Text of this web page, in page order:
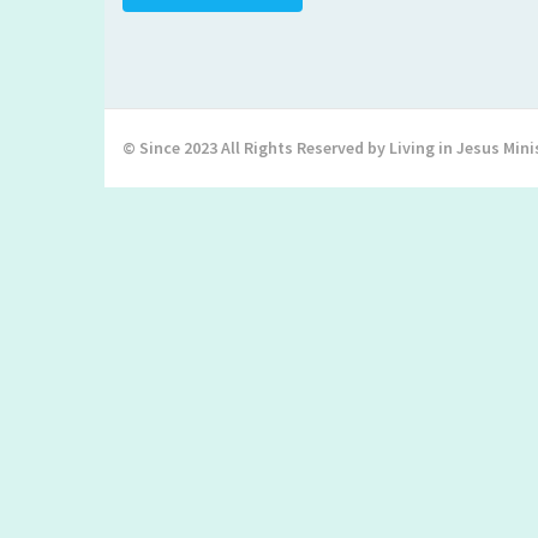
© Since 2023 All Rights Reserved by Living in Jesus